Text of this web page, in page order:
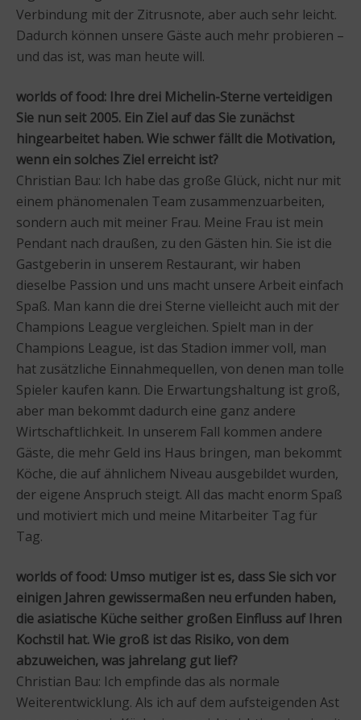
Verbindung mit der Zitrusnote, aber auch sehr leicht.
Dadurch können unsere Gäste auch mehr probieren –
und das ist, was man heute will.
worlds of food: Ihre drei Michelin-Sterne verteidigen
Sie nun seit 2005. Ein Ziel auf das Sie zunächst
hingearbeitet haben. Wie schwer fällt die Motivation,
wenn ein solches Ziel erreicht ist?
Christian Bau: Ich habe das große Glück, nicht nur mit
einem phänomenalen Team zusammenzuarbeiten,
sondern auch mit meiner Frau. Meine Frau ist mein
Pendant nach draußen, zu den Gästen hin. Sie ist die
Gastgeberin in unserem Restaurant, wir haben
dieselbe Passion und uns macht unsere Arbeit einfach
Spaß. Man kann die drei Sterne vielleicht auch mit der
Champions League vergleichen. Spielt man in der
Champions League, ist das Stadion immer voll, man
hat zusätzliche Einnahmequellen, von denen man tolle
Spieler kaufen kann. Die Erwartungshaltung ist groß,
aber man bekommt dadurch eine ganz andere
Wirtschaftlichkeit. In unserem Fall kommen andere
Gäste, die mehr Geld ins Haus bringen, man bekommt
Köche, die auf ähnlichem Niveau ausgebildet wurden,
der eigene Anspruch steigt. All das macht enorm Spaß
und motiviert mich und meine Mitarbeiter Tag für
Tag.
worlds of food: Umso mutiger ist es, dass Sie sich vor
einigen Jahren gewissermaßen neu erfunden haben,
die asiatische Küche seither großen Einfluss auf Ihren
Kochstil hat. Wie groß ist das Risiko, von dem
abzuweichen, was jahrelang gut lief?
Christian Bau: Ich empfinde das als normale
Weiterentwicklung. Als ich auf dem aufsteigenden Ast